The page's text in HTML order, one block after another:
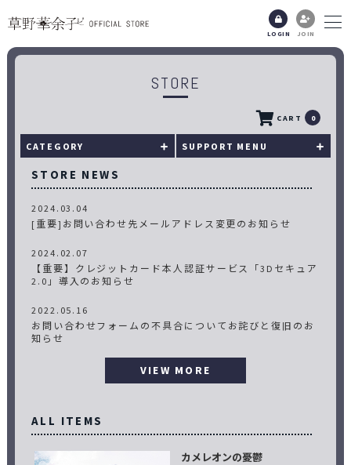
LOGIN JOIN
STORE
CART 0
CATEGORY SUPPORT MENU
STORE NEWS
2024.03.04
[重要]お問い合わせ先メールアドレス変更のお知らせ
2024.02.07
【重要】クレジットカード本人認証サービス「3Dセキュア
2.0」導入のお知らせ
2022.05.16
お問い合わせフォームの不具合についてお詫びと復旧のお
知らせ
VIEW MORE
ALL ITEMS
カメレオンの憂鬱